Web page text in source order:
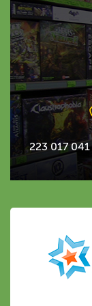
223 017 041